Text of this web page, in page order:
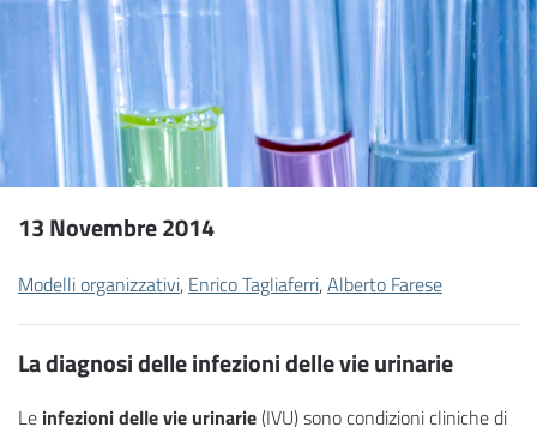
13 Novembre 2014
Modelli organizzativi, Enrico Tagliaferri,Alberto Farese
La diagnosi delle infezioni delle vie urinarie
Le infezioni delle vie urinarie(IVU) sono condizioni cliniche di